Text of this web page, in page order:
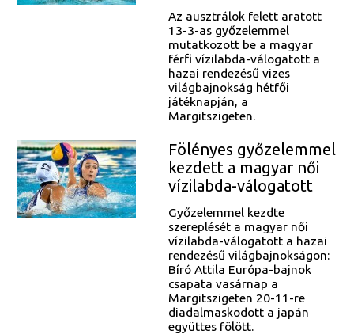
Az ausztrálok felett aratott
13-3-as győzelemmel
mutatkozott be a magyar
férfi vízilabda-válogatott a
hazai rendezésű vizes
világbajnokság hétfői
játéknapján, a
Margitszigeten.
Fölényes győzelemmel
kezdett a magyar női
vízilabda-válogatott
Győzelemmel kezdte
szereplését a magyar női
vízilabda-válogatott a hazai
rendezésű világbajnokságon:
Bíró Attila Európa-bajnok
csapata vasárnap a
Margitszigeten 20-11-re
diadalmaskodott a japán
együttes fölött.